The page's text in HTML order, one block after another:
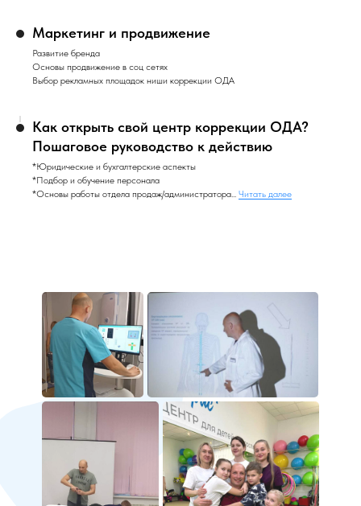
Маркетинг и продвижение
Развитие бренда
Основы продвижение в соц сетях
Выбор рекламных площадок ниши коррекции ОДА
Как открыть свой центр коррекции ОДА?
Пошаговое руководство к действию
*Юридические и бухгалтерские аспекты
*Подбор и обучение персонала
*Основы работы отдела продаж/администратора... Читать далее